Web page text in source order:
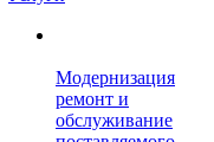
Модернизация
ремонт и
обслуживание